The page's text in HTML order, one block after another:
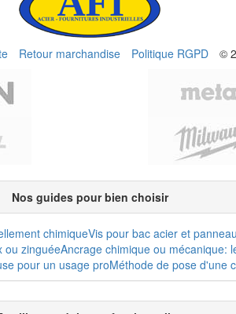
Retour marchandise Politique RGPD ©
Nos guides pour bien choisir
chimiqueVis pour bac acier et
ou zinguéeAncrage chimique ou mécanique:
pour un usage proMéthode de pose d'une